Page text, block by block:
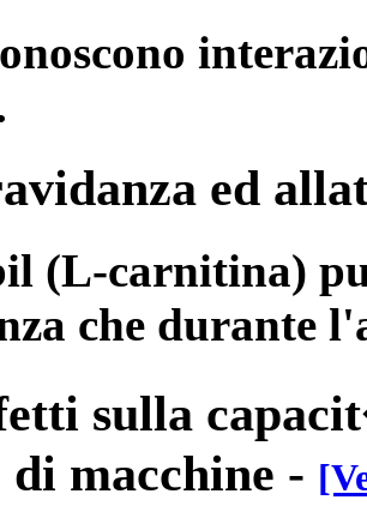
ed
(L-carnitina)
che durante
sulla
di macchine -